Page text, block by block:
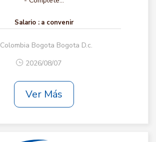
Salario : a convenir
Colombia Bogota Bogota D.c.
2026/08/07
Ver Más